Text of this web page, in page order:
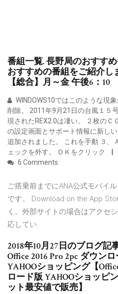
番組一覧. 長野局のおすす
おすすめの番組をご紹介し
【総合】月～金 午後6：10
WINDOWS10ではこのような現
削除。 2011年9月21日の台風１５
現されたREX2.0は凄い。 ２枚のＣ
の設定画面とサポート情報に新し
追加されました。 これを手動 ３、
ェックを外す。 ＯＫをクリック
6 Comments
ご搭乗前までにANA公式モバイ
です。 Download on the App
く。外部サイトの場合はアクセ
応してい
2018年10月27日のブログ
Office 2016 Pro 2pc ダウン
YAHOOショッピング【
ロード版 YAHOOショッピ
ット最安値で販売】